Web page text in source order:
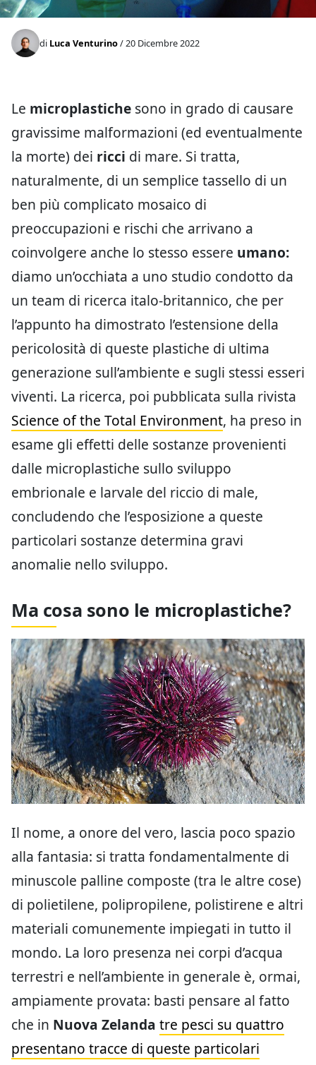
di Luca Venturino/ 20 Dicembre 2022
Le microplastiche sono in grado di causare
gravissime malformazioni (ed eventualmente
la morte) dei ricci di mare. Si tratta,
naturalmente, di un semplice tassello di un
ben più complicato mosaico di
preoccupazioni e rischi che arrivano a
coinvolgere anche lo stesso essere umano:
diamo un’occhiata a uno studio condotto da
un team di ricerca italo-britannico, che per
l’appunto ha dimostrato l’estensione della
pericolosità di queste plastiche di ultima
generazione sull’ambiente e sugli stessi esseri
viventi. La ricerca, poi pubblicata sulla rivista
Science of the Total Environment, ha preso in
esame gli effetti delle sostanze provenienti
dalle microplastiche sullo sviluppo
embrionale e larvale del riccio di male,
concludendo che l’esposizione a queste
particolari sostanze determina gravi
anomalie nello sviluppo.
Ma cosa sono le microplastiche?
Il nome, a onore del vero, lascia poco spazio
alla fantasia: si tratta fondamentalmente di
minuscole palline composte (tra le altre cose)
di polietilene, polipropilene, polistirene e altri
materiali comunemente impiegati in tutto il
mondo. La loro presenza nei corpi d’acqua
terrestri e nell’ambiente in generale è, ormai,
ampiamente provata: basti pensare al fatto
che in Nuova Zelanda tre pesci su quattro
presentano tracce di queste particolari